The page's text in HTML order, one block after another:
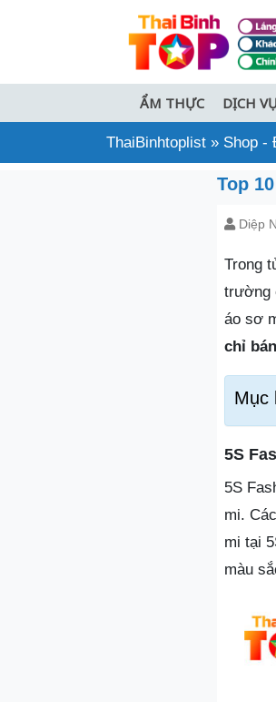
ẨM THỰC DỊCH
ThaiBinhtoplist » Shop -
Top
Diệp
Trong
trường
áo sơ
chỉ
Mục
5S
5S
mi.
mi tại
màu